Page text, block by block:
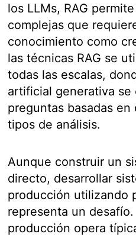
los LLMs, RAG
complejas que
conocimiento como
las técnicas RAG se
todas las escalas,
artificial generativa se
preguntas basadas
tipos de análisis.
Aunque construir un
directo, desarrollar
producción utilizando
representa un
producción opera